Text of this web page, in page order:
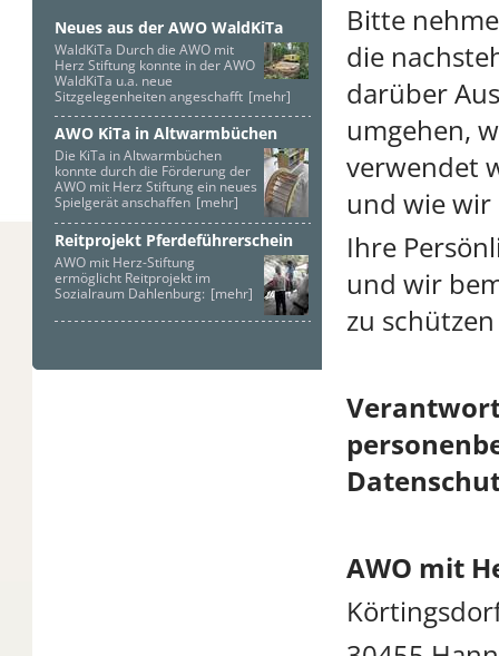
Neues aus der AWO WaldKiTa
WaldKiTa Durch die AWO mit
Herz Stiftung konnte in der AWO
WaldKiTa u.a. neue
Sitzgelegenheiten angeschafft [mehr]
AWO KiTa in Altwarmbüchen
Die KiTa in Altwarmbüchen
konnte durch die Förderung der
AWO mit Herz Stiftung ein neues
Spielgerät anschaffen [mehr]
Reitprojekt Pferdeführerschein
AWO mit Herz-Stiftung
ermöglicht Reitprojekt im
Sozialraum Dahlenburg: [mehr]
Bitte
die
darüber
umgehen,
verwendet
und wie wir
Ihre
und wir
zu
AWO mit